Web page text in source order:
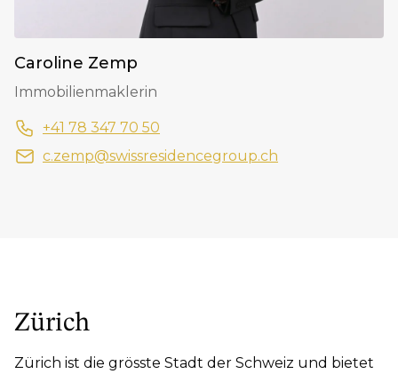
Caroline Zemp
Immobilienmaklerin
+41 78 347 70 50
c.zemp@swissresidencegroup.ch
Zürich
Zürich ist die grösste Stadt der Schweiz und bietet